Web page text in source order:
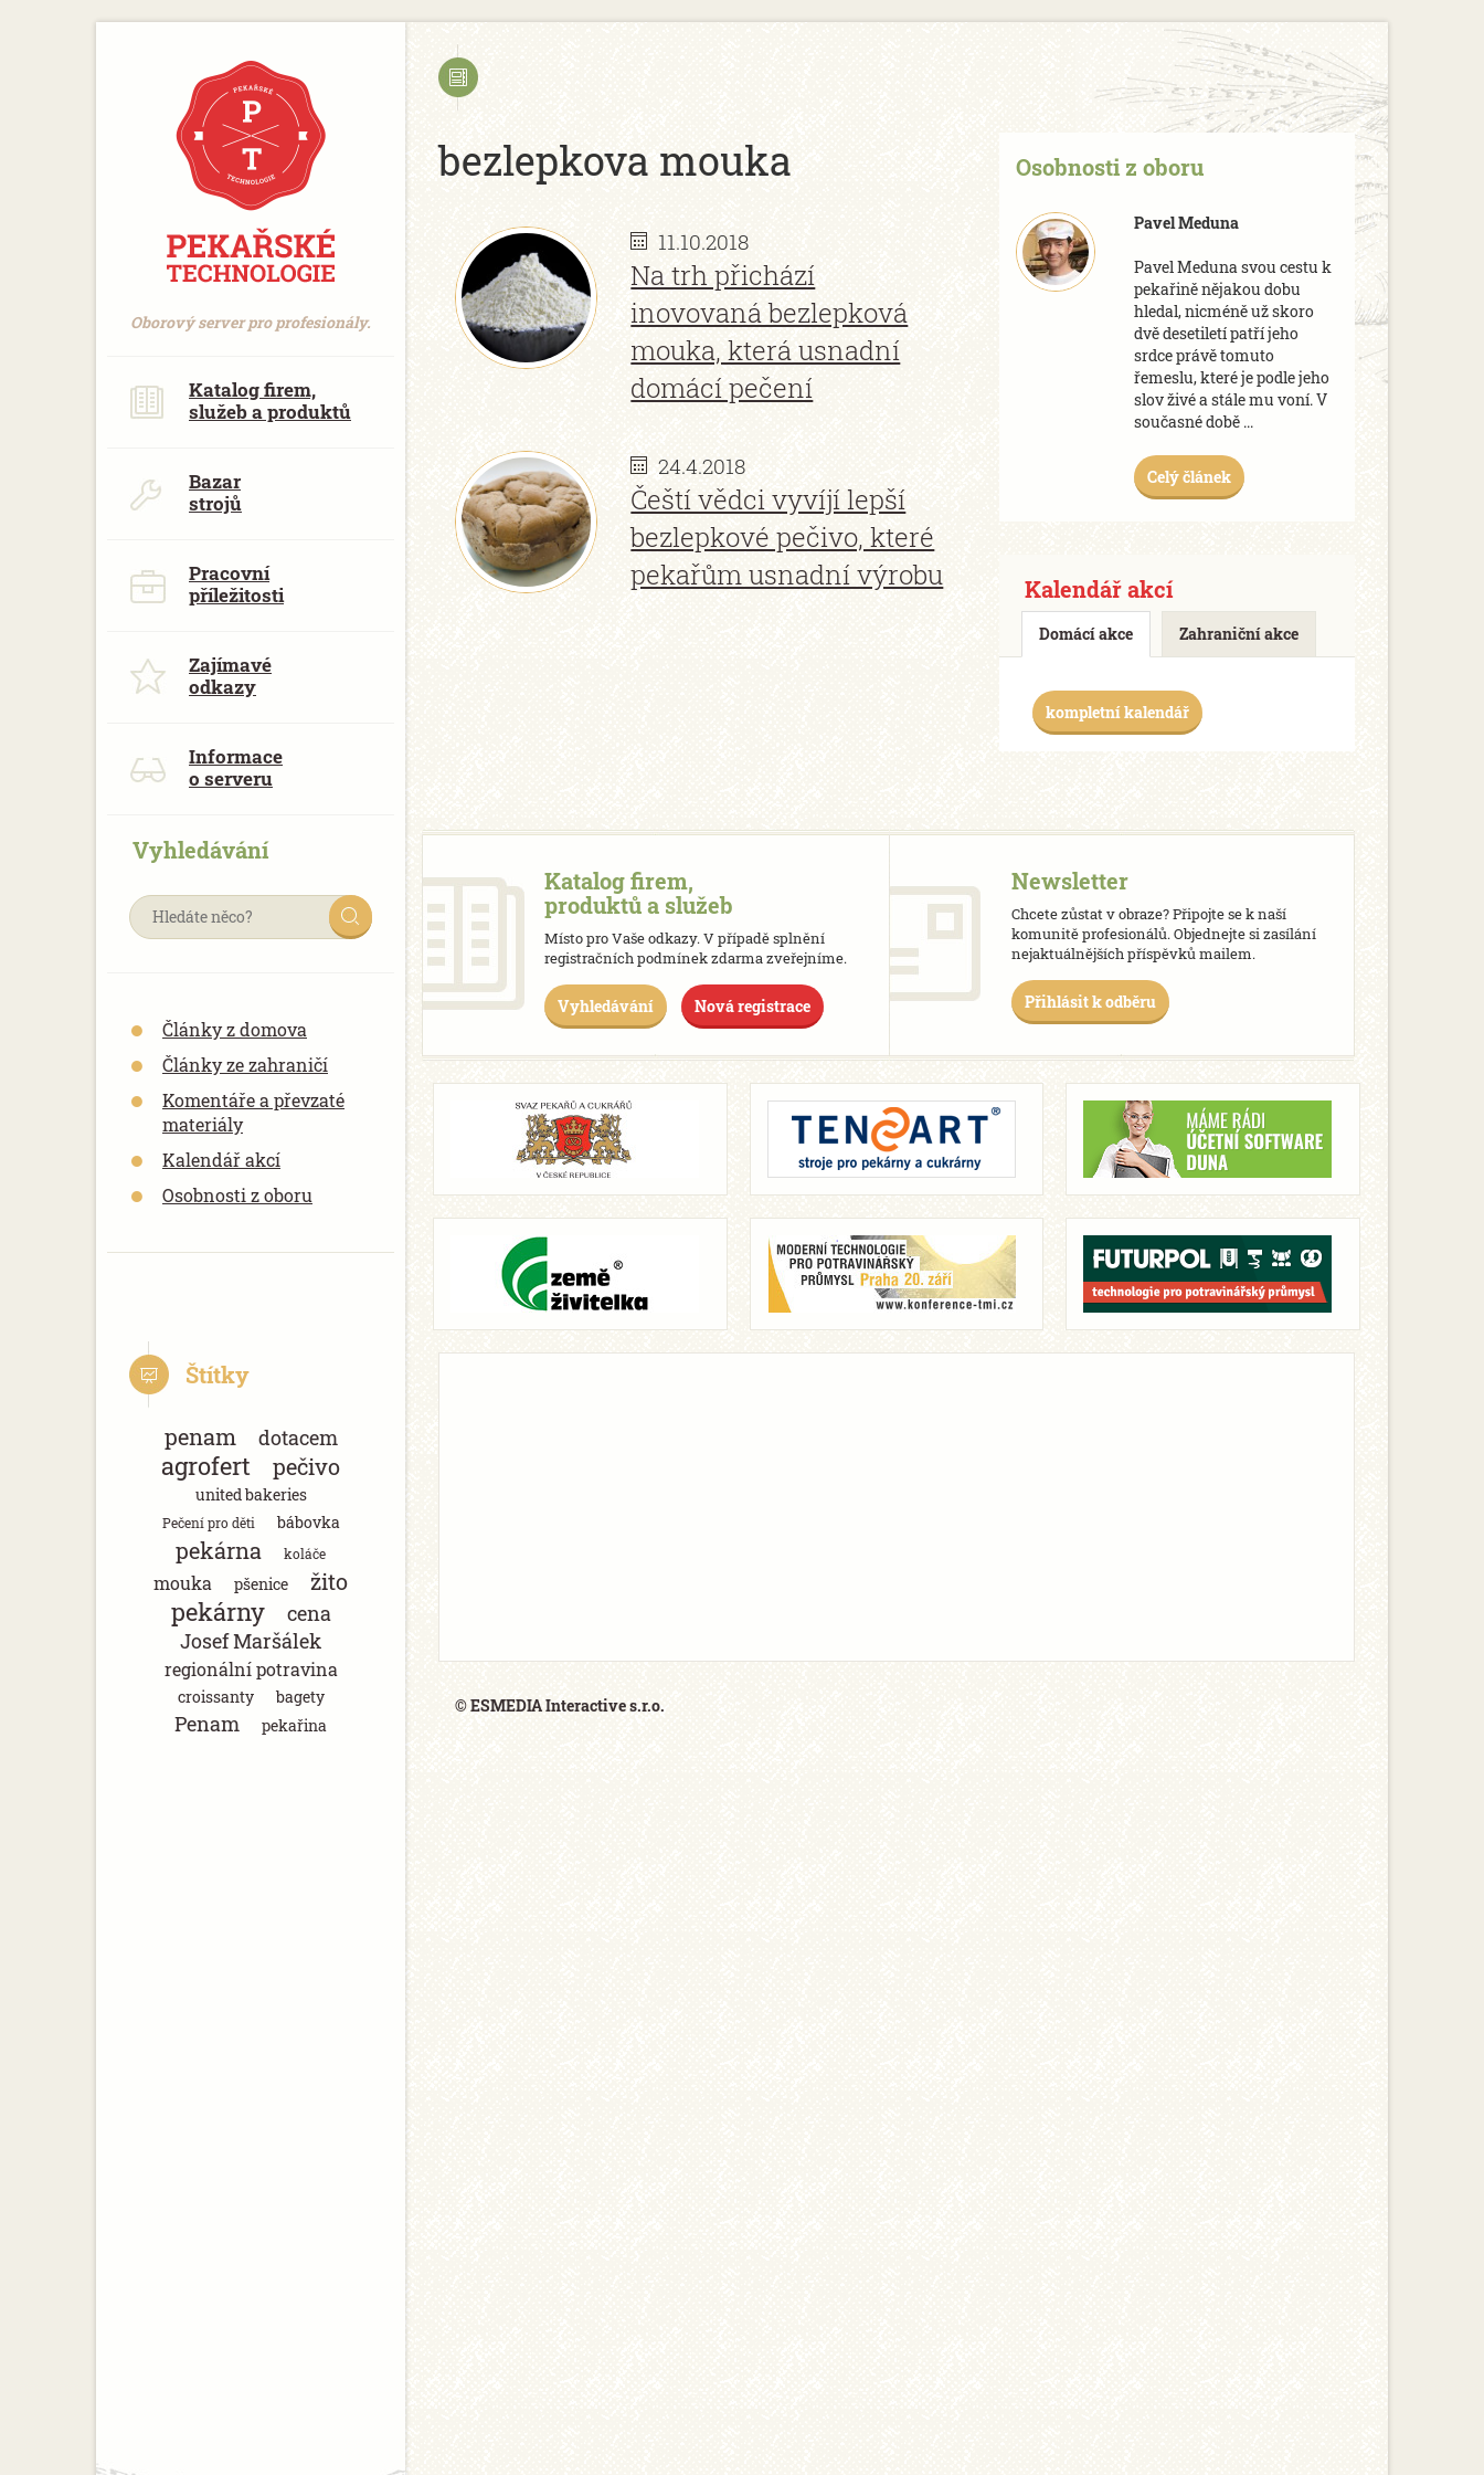
https://www.traditionrolex.com/18
Oborový server pro profesionály.
Katalog firem,
služeb a produktů
Bazar
strojů
Pracovní
příležitosti
Zajímavé
odkazy
Informace
o serveru
Vyhledávání
Články z domova
Články ze zahraničí
Komentáře a převzaté
materiály
Kalendář akcí
Osobnosti z oboru
Štítky
penam dotacem
agrofert pečivo
united bakeries
Pečení pro děti bábovka
pekárna koláče
mouka pšenice žito
pekárny
cena
Josef Maršálek
regionální potravina
croissanty bagety
Penam pekařina
bezlepkova mouka
11.10.2018
Na trh přichází
inovovaná bezlepková
mouka, která usnadní
domácí pečení
24.4.2018
Čeští vědci vyvíjí lepší
bezlepkové pečivo, které
pekařům usnadní výrobu
Osobnosti z oboru
Pavel Meduna
Pavel Meduna svou cestu k
pekařině nějakou dobu
hledal, nicméně už skoro
dvě desetiletí patří jeho
srdce právě tomuto
řemeslu, které je podle jeho
slov živé a stále mu voní. V
současné době ...
Celý článek
Kalendář akcí
Domácí akce Zahraniční akce
kompletní kalendář
Katalog firem,
produktů a služeb
Místo pro Vaše odkazy. V případě splnění
registračních podmínek zdarma zveřejníme.
Vyhledávání Nová registrace
Newsletter
Chcete zůstat v obraze? Připojte se k naší
komunitě profesionálů. Objednejte si zasílání
nejaktuálnějších příspěvků mailem.
Přihlásit k odběru
© ESMEDIA Interactive s.r.o.